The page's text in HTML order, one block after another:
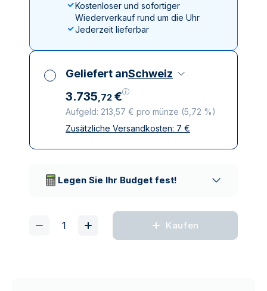
Kostenloser und sofortiger
Wiederverkauf rund um die Uhr
Jederzeit lieferbar
Geliefert anSchweiz
3.735,72 €
Aufgeld: 213,57 € pro münze (5,72 %)
Alle Steuern inbegriffen
Zusätzliche Versandkosten: 7 €
Legen Sie Ihr Budget fest!
Kaufen